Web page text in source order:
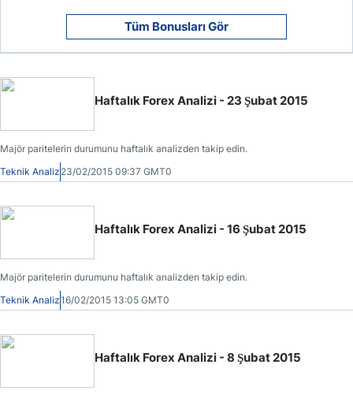
Tüm Bonusları Gör
Haftalık Forex Analizi - 23 Şubat 2015
Majör paritelerin durumunu haftalık analizden takip edin.
Teknik Analiz 23/02/2015 09:37 GMT0
Haftalık Forex Analizi - 16 Şubat 2015
Majör paritelerin durumunu haftalık analizden takip edin.
Teknik Analiz16/02/2015 13:05 GMT0
Haftalık Forex Analizi - 8 Şubat 2015